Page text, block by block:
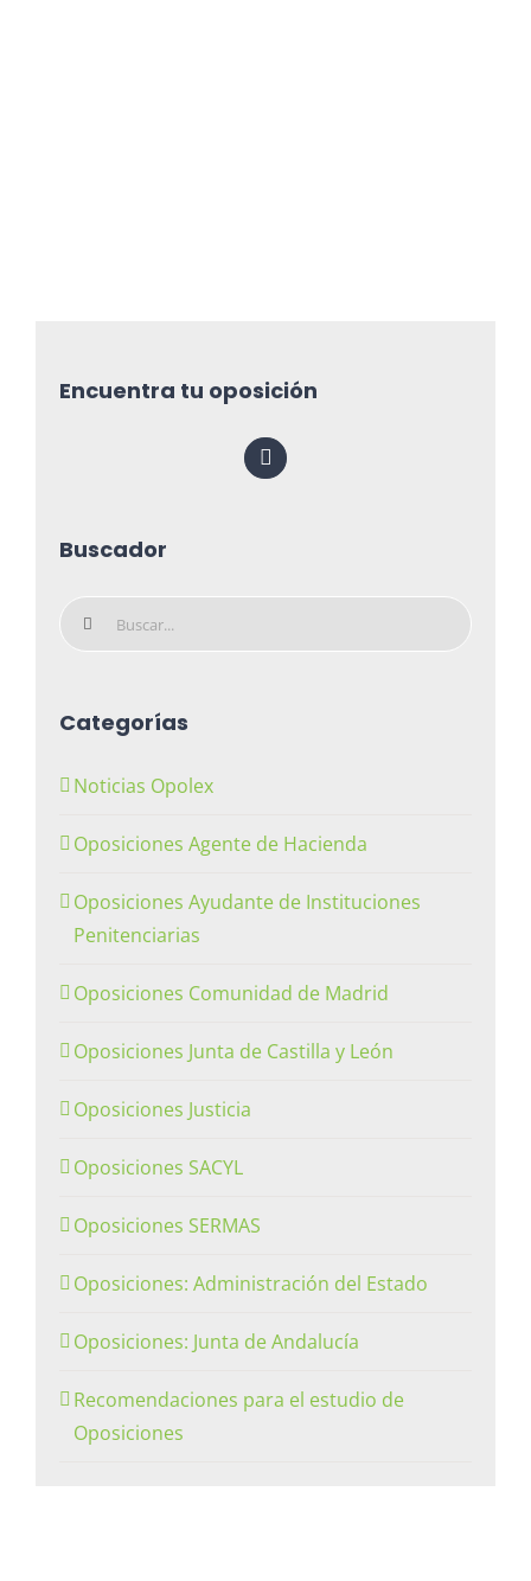
Encuentra tu oposición
Buscador
Buscar:
Categorías
Noticias Opolex
Oposiciones Agente de Hacienda
Oposiciones Ayudante de Instituciones
Penitenciarias
Oposiciones Comunidad de Madrid
Oposiciones Junta de Castilla y León
Oposiciones Justicia
Oposiciones SACYL
Oposiciones SERMAS
Oposiciones: Administración del Estado
Oposiciones: Junta de Andalucía
Recomendaciones para el estudio de
Oposiciones